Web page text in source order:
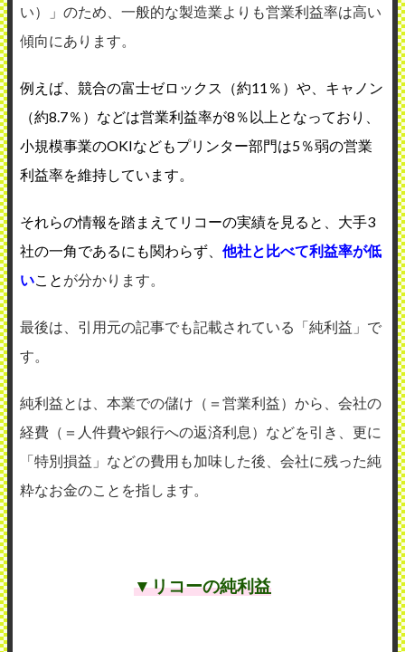
い）」のため、一般的な製造業よりも営業利益率は高い
傾向にあります。
例えば、競合の富士ゼロックス（約11％）や、キャノン
（約8.7％）などは営業利益率が8％以上となっており、
小規模事業のOKIなどもプリンター部門は5％弱の営業
利益率を維持しています。
それらの情報を踏まえてリコーの実績を見ると、大手3
社の一角であるにも関わらず、 他社と比べて利益率が低
い こと が分かります。
最後は、引用元の記事でも記載されている「純利益」で
す。
純利益とは、本業での儲け（＝営業利益）から、会社の
経費（＝人件費や銀行への返済利息）などを引き、更に
「特別損益」などの費用も加味した後、会社に残った純
粋なお金のことを指します。
▼リコーの純利益